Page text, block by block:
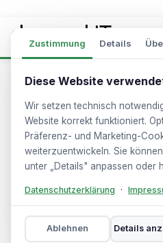
Zustimmung Details
Diese Website
Wir setzen technisch
Website korrekt funktioniert.
Präferenz- und Marketing-
weiterzuentwickeln. Sie
unter „Details" anpassen oder
Datenschutzerklärung ·
Ablehnen Details
Adresse anklicken – Ihr E-
info@dzengel.de
Angebote · Beratung ·
Technische Anfragen
Diese AGB gelten für
Vertragsverhältnisse
ihren Vertragspartnern.
A. Allgemeine